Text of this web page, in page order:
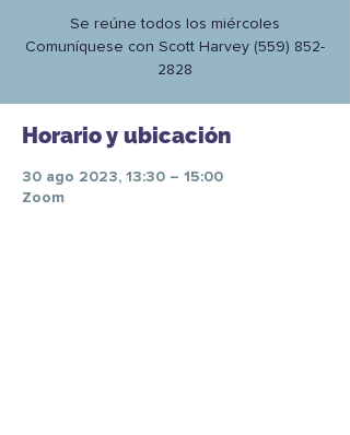
Se reúne todos los miércoles
Comuníquese con Scott Harvey (559) 852-
2828
Horario y ubicación
30 ago 2023, 13:30 – 15:00
Zoom